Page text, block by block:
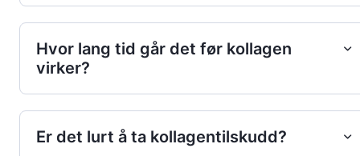
Hvor lang tid går det før kollagen
virker?
Er det lurt å ta kollagentilskudd?